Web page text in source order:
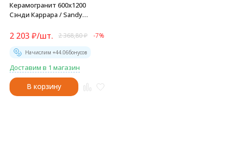
Керамогранит 600x1200
Сэнди Каррара / Sandy
2 203 ₽/шт. 2 368,80₽ -7%
Начислим +44.06бонусов
Доставим в 1 магазин
В корзину